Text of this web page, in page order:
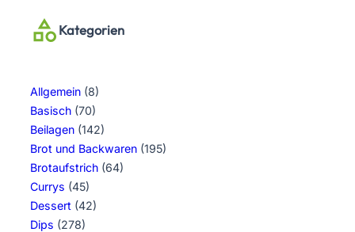
Kategorien
Allgemein (8)
Basisch (70)
Beilagen (142)
Brot und Backwaren (195)
Brotaufstrich (64)
Currys (45)
Dessert (42)
Dips (278)